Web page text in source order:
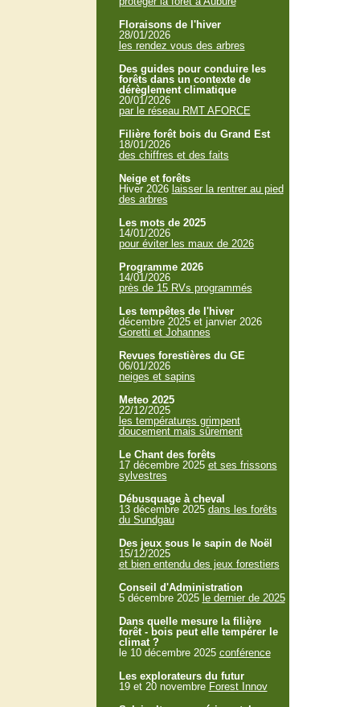
Floraisons de l'hiver
28/01/2026
les rendez vous des arbres
Des guides pour conduire les
forêts dans un contexte de
dérèglement climatique
20/01/2026
par le réseau RMT AFORCE
Filière forêt bois du Grand Est
18/01/2026
des chiffres et des faits
Neige et forêts
Hiver 2026 laisser la rentrer au pied
des arbres
Les mots de 2025
14/01/2026
pour éviter les maux de 2026
Programme 2026
14/01/2026
près de 15 RVs programmés
Les tempêtes de l'hiver
décembre 2025 et janvier 2026
Goretti et Johannes
Revues forestières du GE
06/01/2026
neiges et sapins
Meteo 2025
22/12/2025
les températures grimpent
doucement mais sûrement
Le Chant des forêts
17 décembre 2025 et ses frissons
sylvestres
Débusquage à cheval
13 décembre 2025 dans les forêts
du Sundgau
Des jeux sous le sapin de Noël
15/12/2025
et bien entendu des jeux forestiers
Conseil d'Administration
5 décembre 2025 le dernier de 2025
Dans quelle mesure la filière
forêt - bois peut elle tempérer le
climat ?
le 10 décembre 2025 conférence
Les explorateurs du futur
19 et 20 novembre Forest Innov